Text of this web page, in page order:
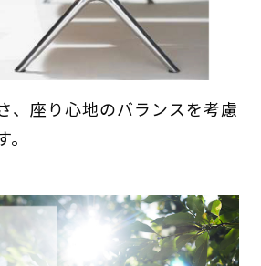
、座り心地のバランスを考慮